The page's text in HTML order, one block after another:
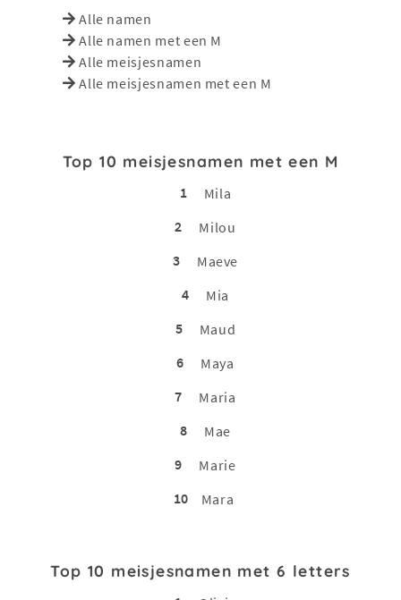
Alle namen
Alle namen met een M
Alle meisjesnamen
Alle meisjesnamen met een M
Top 10 meisjesnamen met een M
1
Mila
2
Milou
3
Maeve
4
Mia
5
Maud
6
Maya
7
Maria
8
Mae
9
Marie
10
Mara
Top 10 meisjesnamen met 6 letters